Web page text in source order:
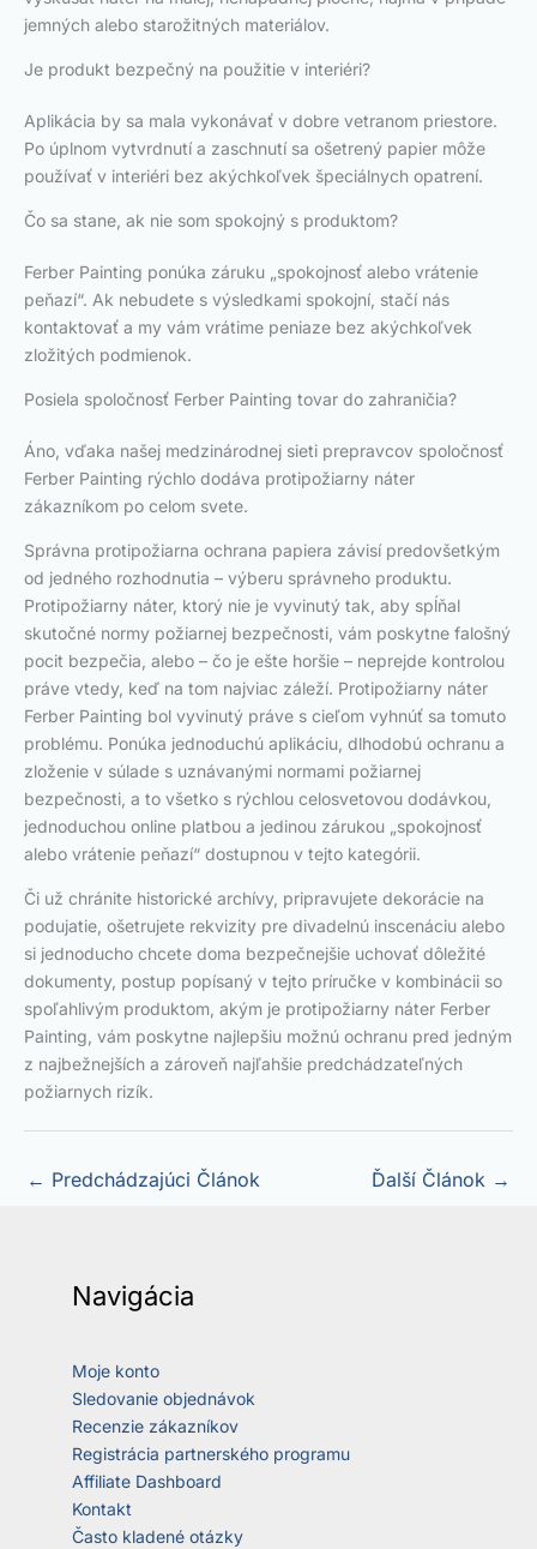
jemných alebo starožitných materiálov.
Je produkt bezpečný na použitie v interiéri?
Aplikácia by sa mala vykonávať v dobre vetranom priestore.
Po úplnom vytvrdnutí a zaschnutí sa ošetrený papier môže
používať v interiéri bez akýchkoľvek špeciálnych opatrení.
Čo sa stane, ak nie som spokojný s produktom?
Ferber Painting ponúka záruku „spokojnosť alebo vrátenie
peňazí“. Ak nebudete s výsledkami spokojní, stačí nás
kontaktovať a my vám vrátime peniaze bez akýchkoľvek
zložitých podmienok.
Posiela spoločnosť Ferber Painting tovar do zahraničia?
Áno, vďaka našej medzinárodnej sieti prepravcov spoločnosť
Ferber Painting rýchlo dodáva protipožiarny náter
zákazníkom po celom svete.
Správna protipožiarna ochrana papiera závisí predovšetkým
od jedného rozhodnutia – výberu správneho produktu.
Protipožiarny náter, ktorý nie je vyvinutý tak, aby spĺňal
skutočné normy požiarnej bezpečnosti, vám poskytne falošný
pocit bezpečia, alebo – čo je ešte horšie – neprejde kontrolou
práve vtedy, keď na tom najviac záleží. Protipožiarny náter
Ferber Painting bol vyvinutý práve s cieľom vyhnúť sa tomuto
problému. Ponúka jednoduchú aplikáciu, dlhodobú ochranu a
zloženie v súlade s uznávanými normami požiarnej
bezpečnosti, a to všetko s rýchlou celosvetovou dodávkou,
jednoduchou online platbou a jedinou zárukou „spokojnosť
alebo vrátenie peňazí“ dostupnou v tejto kategórii.
Či už chránite historické archívy, pripravujete dekorácie na
podujatie, ošetrujete rekvizity pre divadelnú inscenáciu alebo
si jednoducho chcete doma bezpečnejšie uchovať dôležité
dokumenty, postup popísaný v tejto príručke v kombinácii so
spoľahlivým produktom, akým je protipožiarny náter Ferber
Painting, vám poskytne najlepšiu možnú ochranu pred jedným
z najbežnejších a zároveň najľahšie predchádzateľných
požiarnych rizík.
← Predchádzajúci Článok Ďalší Článok →
Navigácia
Moje konto
Sledovanie objednávok
Recenzie zákazníkov
Registrácia partnerského programu
Affiliate Dashboard
Kontakt
Často kladené otázky